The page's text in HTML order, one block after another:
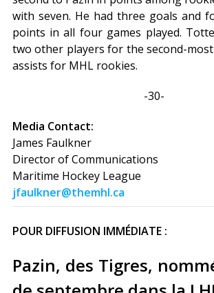
with seven. He had three goals and
points in all four games played.
two other players for the second-
assists for MHL rookies.
-30-
Media Contact:
James Faulkner
Director of Communications
Maritime Hockey League
jfaulkner@themhl.ca
POUR DIFFUSION IMMÉDIATE :
Pazin, des Tigres,